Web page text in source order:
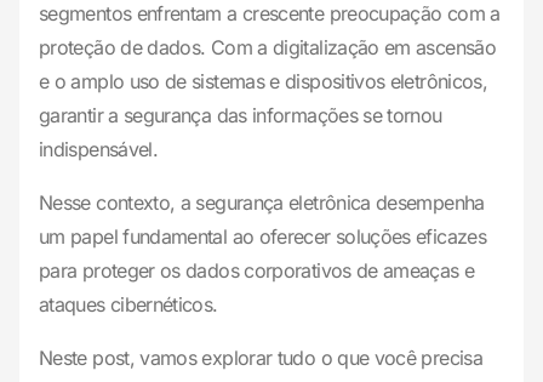
segmentos enfrentam a crescente preocupação com a
proteção de dados. Com a digitalização em ascensão
e o amplo uso de sistemas e dispositivos eletrônicos,
garantir a segurança das informações se tornou
indispensável.
Nesse contexto, a segurança eletrônica desempenha
um papel fundamental ao oferecer soluções eficazes
para proteger os dados corporativos de ameaças e
ataques cibernéticos.
Neste post, vamos explorar tudo o que você precisa